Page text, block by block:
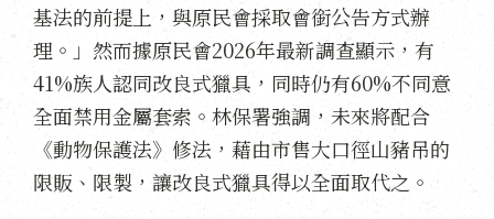
基法的前提上，與原民會採取會銜公告方式辦
理。」然而據原民會2026年最新調查顯示，有
41%族人認同改良式獵具，同時仍有60%不同意
全面禁用金屬套索。林保署強調，未來將配合
《動物保護法》修法，藉由市售大口徑山豬吊的
限販、限製，讓改良式獵具得以全面取代之。